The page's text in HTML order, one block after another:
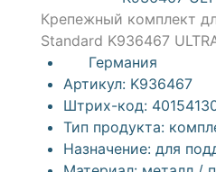
Крепежный комплект
Standard K936467
Германия
Артикул: K936467
Штрих-код:
Тип продукта:
Назначение: для